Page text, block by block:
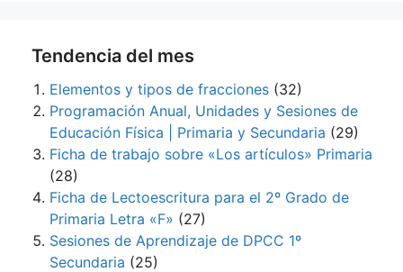
Tendencia del mes
Elementos y tipos de fracciones (32)
Programación Anual, Unidades y Sesiones de
Educación Física | Primaria y Secundaria (29)
Ficha de trabajo sobre «Los artículos» Primaria
(28)
Ficha de Lectoescritura para el 2º Grado de
Primaria Letra «F» (27)
Sesiones de Aprendizaje de DPCC 1º
Secundaria (25)